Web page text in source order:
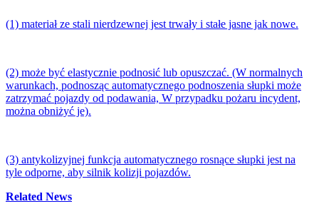
(1) materiał ze stali nierdzewnej jest trwały i stałe jasne jak nowe.
(2) może być elastycznie podnosić lub opuszczać. (W normalnych
warunkach, podnosząc automatycznego podnoszenia słupki może
zatrzymać pojazdy od podawania, W przypadku pożaru incydent,
można obniżyć je).
(3) antykolizyjnej funkcja automatycznego rosnące słupki jest na
tyle odporne, aby silnik kolizji pojazdów.
Related News